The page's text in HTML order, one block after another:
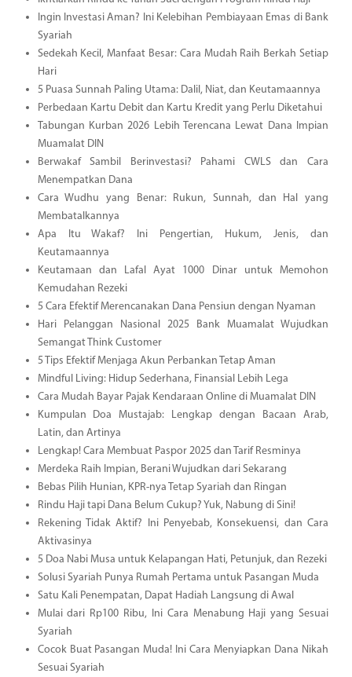
Ingin Investasi Aman? Ini Kelebihan Pembiayaan Emas di Bank
Syariah
Sedekah Kecil, Manfaat Besar: Cara Mudah Raih Berkah Setiap
Hari
5 Puasa Sunnah Paling Utama: Dalil, Niat, dan Keutamaannya
Perbedaan Kartu Debit dan Kartu Kredit yang Perlu Diketahui
Tabungan Kurban 2026 Lebih Terencana Lewat Dana Impian
Muamalat DIN
Berwakaf Sambil Berinvestasi? Pahami CWLS dan Cara
Menempatkan Dana
Cara Wudhu yang Benar: Rukun, Sunnah, dan Hal yang
Membatalkannya
Apa Itu Wakaf? Ini Pengertian, Hukum, Jenis, dan
Keutamaannya
Keutamaan dan Lafal Ayat 1000 Dinar untuk Memohon
Kemudahan Rezeki
5 Cara Efektif Merencanakan Dana Pensiun dengan Nyaman
Hari Pelanggan Nasional 2025 Bank Muamalat Wujudkan
Semangat Think Customer
5 Tips Efektif Menjaga Akun Perbankan Tetap Aman
Mindful Living: Hidup Sederhana, Finansial Lebih Lega
Cara Mudah Bayar Pajak Kendaraan Online di Muamalat DIN
Kumpulan Doa Mustajab: Lengkap dengan Bacaan Arab,
Latin, dan Artinya
Lengkap! Cara Membuat Paspor 2025 dan Tarif Resminya
Merdeka Raih Impian, Berani Wujudkan dari Sekarang
Bebas Pilih Hunian, KPR-nya Tetap Syariah dan Ringan
Rindu Haji tapi Dana Belum Cukup? Yuk, Nabung di Sini!
Rekening Tidak Aktif? Ini Penyebab, Konsekuensi, dan Cara
Aktivasinya
5 Doa Nabi Musa untuk Kelapangan Hati, Petunjuk, dan Rezeki
Solusi Syariah Punya Rumah Pertama untuk Pasangan Muda
Satu Kali Penempatan, Dapat Hadiah Langsung di Awal
Mulai dari Rp100 Ribu, Ini Cara Menabung Haji yang Sesuai
Syariah
Cocok Buat Pasangan Muda! Ini Cara Menyiapkan Dana Nikah
Sesuai Syariah